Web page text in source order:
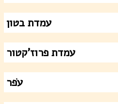
עמדת בטון
עמדת פרוז'קטור
עֹפר